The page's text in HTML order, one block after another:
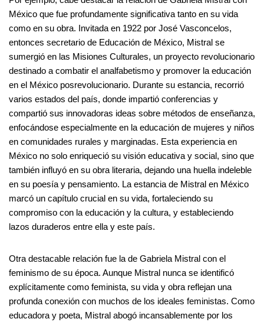
México que fue profundamente significativa tanto en su vida
como en su obra. Invitada en 1922 por José Vasconcelos,
entonces secretario de Educación de México, Mistral se
sumergió en las Misiones Culturales, un proyecto revolucionario
destinado a combatir el analfabetismo y promover la educación
en el México posrevolucionario. Durante su estancia, recorrió
varios estados del país, donde impartió conferencias y
compartió sus innovadoras ideas sobre métodos de enseñanza,
enfocándose especialmente en la educación de mujeres y niños
en comunidades rurales y marginadas. Esta experiencia en
México no solo enriqueció su visión educativa y social, sino que
también influyó en su obra literaria, dejando una huella indeleble
en su poesía y pensamiento. La estancia de Mistral en México
marcó un capítulo crucial en su vida, fortaleciendo su
compromiso con la educación y la cultura, y estableciendo
lazos duraderos entre ella y este país.
Otra destacable relación fue la de Gabriela Mistral con el
feminismo de su época. Aunque Mistral nunca se identificó
explícitamente como feminista, su vida y obra reflejan una
profunda conexión con muchos de los ideales feministas. Como
educadora y poeta, Mistral abogó incansablemente por los